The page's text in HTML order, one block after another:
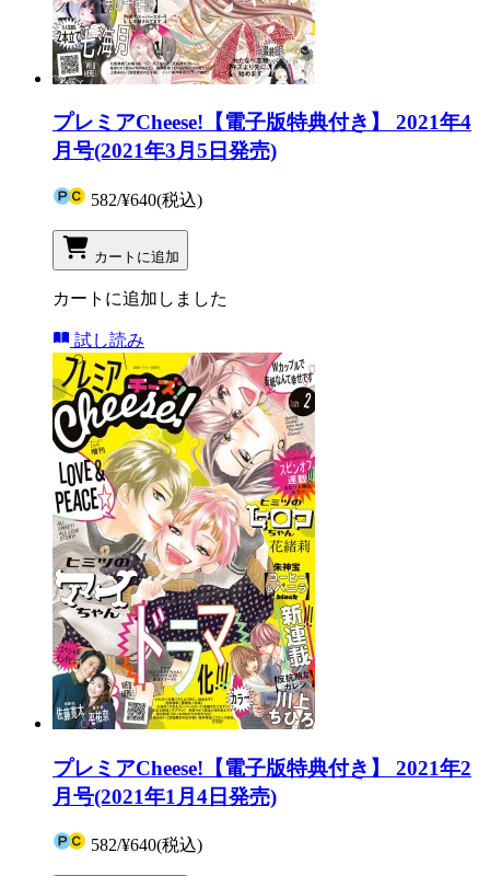
プレミアCheese!【電子版特典付き】 2021年4
月号(2021年3月5日発売)
582/¥640(税込)
カートに追加
カートに追加しました
試し読み
プレミアCheese!【電子版特典付き】 2021年2
月号(2021年1月4日発売)
582/¥640(税込)